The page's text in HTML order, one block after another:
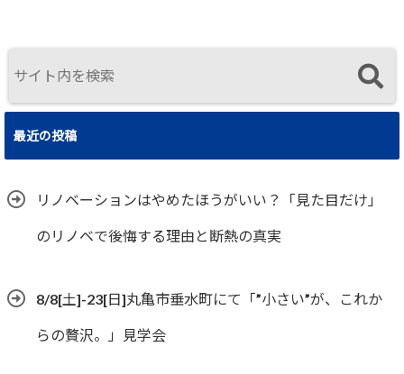
最近の投稿
リノベーションはやめたほうがいい？「見た目だけ」
のリノベで後悔する理由と断熱の真実
8/8[土]-23[日]丸亀市垂水町にて「”小さい”が、これか
らの贅沢。」見学会